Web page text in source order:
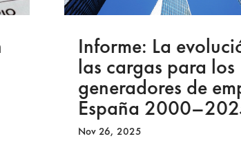
Informe: La
las cargas para los
generadores de
España
Nov 26, 2025